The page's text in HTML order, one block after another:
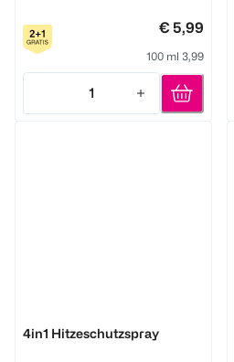
€ 5,99
100 ml 3,99
1
Quantity: 1
4in1 Hitzeschutzspray